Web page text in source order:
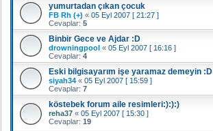
yumurtadan çıkan çocuk
FB Rh (+) « 05 Eyl 2007 [ 21:27 ]
Cevaplar: 5
Binbir Gece ve Ajdar :D
drowningpool « 05 Eyl 2007 [ 16:16 ]
Cevaplar: 4
Eski bilgisayarım işe yaramaz demeyin :D
siyah34 « 05 Eyl 2007 [ 15:59 ]
Cevaplar: 7
köstebek forum aile resimleri:):):)
reha37 « 05 Eyl 2007 [ 15:30 ]
Cevaplar: 19